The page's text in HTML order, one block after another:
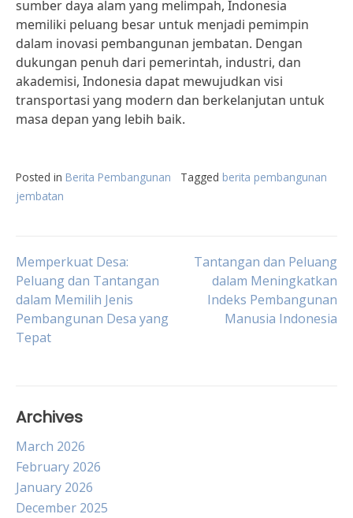
sumber daya alam yang melimpah, Indonesia
memiliki peluang besar untuk menjadi pemimpin
dalam inovasi pembangunan jembatan. Dengan
dukungan penuh dari pemerintah, industri, dan
akademisi, Indonesia dapat mewujudkan visi
transportasi yang modern dan berkelanjutan untuk
masa depan yang lebih baik.
Posted in Berita Pembangunan Tagged berita pembangunan
jembatan
Post
navigation
Memperkuat Desa:
Peluang dan Tantangan
dalam Memilih Jenis
Pembangunan Desa yang
Tepat
Tantangan dan Peluang
dalam Meningkatkan
Indeks Pembangunan
Manusia Indonesia
Archives
March 2026
February 2026
January 2026
December 2025